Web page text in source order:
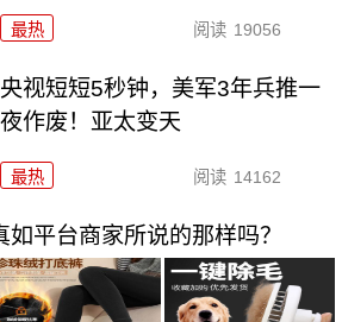
最热 阅读 19056
央视短短5秒钟，美军3年兵推一
夜作废！亚太变天
最热 阅读 14162
平台商家所说的那样吗？